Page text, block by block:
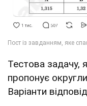
Тестова задачу,
пропонує
Варіанти